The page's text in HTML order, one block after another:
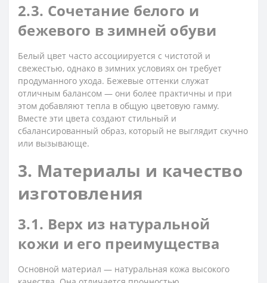
2.3. Сочетание белого и
бежевого в зимней обуви
Белый цвет часто ассоциируется с чистотой и
свежестью, однако в зимних условиях он требует
продуманного ухода. Бежевые оттенки служат
отличным балансом — они более практичны и при
этом добавляют тепла в общую цветовую гамму.
Вместе эти цвета создают стильный и
сбалансированный образ, который не выглядит скучно
или вызывающе.
3. Материалы и качество
изготовления
3.1. Верх из натуральной
кожи и его преимущества
Основной материал — натуральная кожа высокого